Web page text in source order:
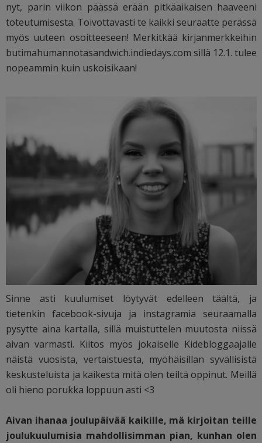
nyt, parin viikon päässä erään pitkäaikaisen haaveeni
toteutumisesta. Toivottavasti te kaikki seuraatte perässä
myös uuteen osoitteeseen! Merkitkää kirjanmerkkeihin
butimahumannotasandwich.indiedays.com sillä 12.1. tulee
nopeammin kuin uskoisikaan!
Sinne asti kuulumiset löytyvät edelleen täältä, ja
tietenkin facebook-sivuja ja instagramia seuraamalla
pysytte aina kartalla, sillä muistuttelen muutosta niissä
aivan varmasti. Kiitos myös jokaiselle Kidebloggaajalle
näistä vuosista, vertaistuesta, myöhäisillan syvällisistä
keskusteluista ja kaikesta mitä olen teiltä oppinut. Meillä
oli hieno porukka loppuun asti <3
Aivan ihanaa joulupäivää kaikille, mä kirjoitan teille
joulukuulumisia mahdollisimman pian, kunhan olen